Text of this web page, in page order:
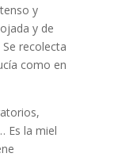
y
y de
recolecta
como en
Es la miel